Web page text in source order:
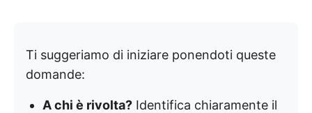
Ti suggeriamo di iniziare ponendoti queste
domande:
A chi è rivolta? Identifica chiaramente il